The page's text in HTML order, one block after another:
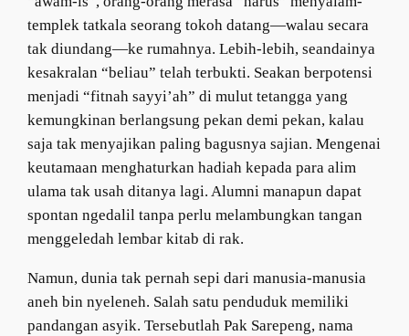
templek tatkala seorang tokoh datang—walau secara
tak diundang—ke rumahnya. Lebih-lebih, seandainya
kesakralan “beliau” telah terbukti. Seakan berpotensi
menjadi “fitnah sayyi’ah” di mulut tetangga yang
kemungkinan berlangsung pekan demi pekan, kalau
saja tak menyajikan paling bagusnya sajian. Mengenai
keutamaan menghaturkan hadiah kepada para alim
ulama tak usah ditanya lagi. Alumni manapun dapat
spontan ngedalil tanpa perlu melambungkan tangan
menggeledah lembar kitab di rak.
Namun, dunia tak pernah sepi dari manusia-manusia
aneh bin nyeleneh. Salah satu penduduk memiliki
pandangan asyik. Tersebutlah Pak Sarepeng, nama